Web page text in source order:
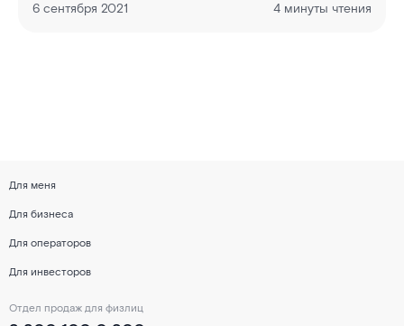
6 сентября 2021 4 минуты чтения
Для меня
Для бизнеса
Для операторов
Для инвесторов
Отдел продаж для физлиц